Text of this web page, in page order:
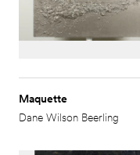
Maquette
Dane Wilson Beerling